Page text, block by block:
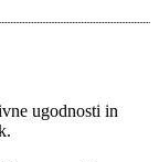
ugodnosti in